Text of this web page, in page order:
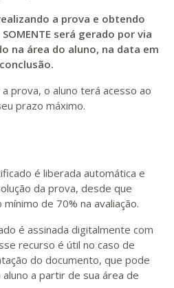
a prova e obtendo
será gerado por via
na área do aluno, na data em
prova, o aluno terá acesso ao
prazo máximo.
é liberada automática e
da prova, desde que
de 70% na avaliação.
é assinada digitalmente com
recurso é útil no caso de
do documento, que pode
a partir de sua área de